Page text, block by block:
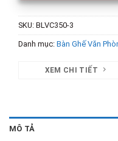
SKU: BLVC350-3
Danh mục: Bàn Ghế Văn
XEM CHI TIẾT
MÔ TẢ